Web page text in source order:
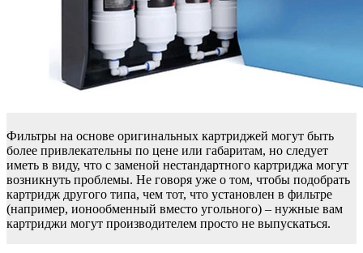
Фильтры на основе оригинальных картриджей могут быть
более привлекательны по цене или габаритам, но следует
иметь в виду, что с заменой нестандартного картриджа могут
возникнуть проблемы. Не говоря уже о том, чтобы подобрать
картридж другого типа, чем тот, что установлен в фильтре
(например, ионообменный вместо угольного) – нужные вам
картриджи могут производителем просто не выпускаться.